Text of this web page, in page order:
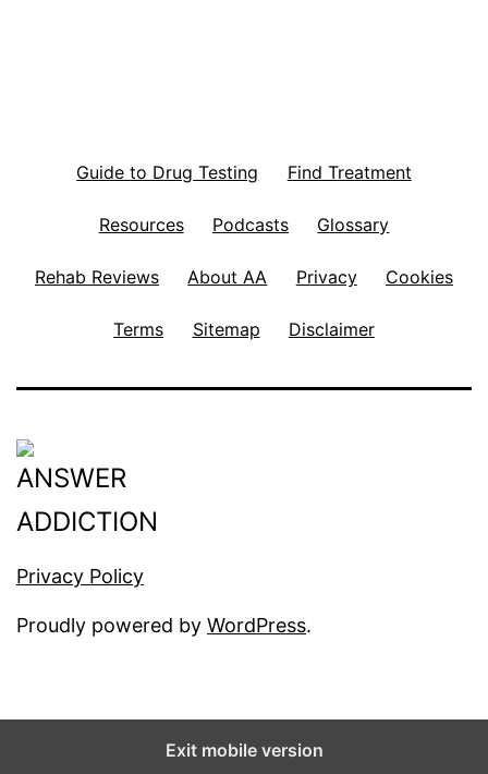
Guide to Drug Testing Find Treatment
Resources Podcasts Glossary
Rehab Reviews About AA Privacy Cookies
Terms Sitemap Disclaimer
Privacy Policy
Proudly powered by WordPress.
Exit mobile version